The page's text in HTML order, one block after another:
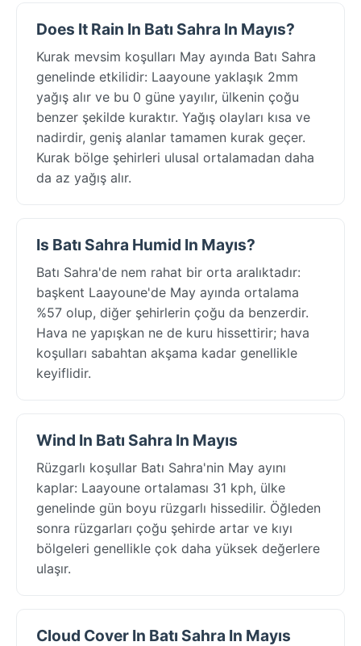
Does It Rain In Batı Sahra In Mayıs?
Kurak mevsim koşulları May ayında Batı Sahra
genelinde etkilidir: Laayoune yaklaşık 2mm
yağış alır ve bu 0 güne yayılır, ülkenin çoğu
benzer şekilde kuraktır. Yağış olayları kısa ve
nadirdir, geniş alanlar tamamen kurak geçer.
Kurak bölge şehirleri ulusal ortalamadan daha
da az yağış alır.
Is Batı Sahra Humid In Mayıs?
Batı Sahra'de nem rahat bir orta aralıktadır:
başkent Laayoune'de May ayında ortalama
%57 olup, diğer şehirlerin çoğu da benzerdir.
Hava ne yapışkan ne de kuru hissettirir; hava
koşulları sabahtan akşama kadar genellikle
keyiflidir.
Wind In Batı Sahra In Mayıs
Rüzgarlı koşullar Batı Sahra'nin May ayını
kaplar: Laayoune ortalaması 31 kph, ülke
genelinde gün boyu rüzgarlı hissedilir. Öğleden
sonra rüzgarları çoğu şehirde artar ve kıyı
bölgeleri genellikle çok daha yüksek değerlere
ulaşır.
Cloud Cover In Batı Sahra In Mayıs